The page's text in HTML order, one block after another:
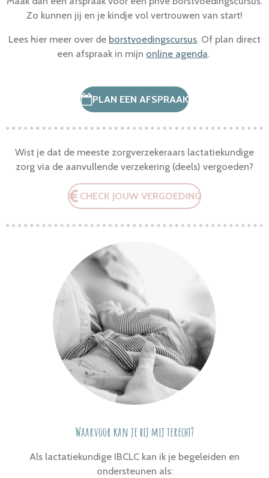
Zo kunnen jij en je kindje vol vertrouwen van start!
Lees hier meer over de borstvoedingscursus. Of plan direct
een afspraak in mijn online agenda.
PLAN EEN AFSPRAAK
Wist je dat de meeste zorgverzekeraars lactatiekundige
zorg via de aanvullende verzekering (deels) vergoeden?
CHECK JOUW VERGOEDING
Waarvoor kan je bij mij terecht?
Als lactatiekundige IBCLC kan ik je begeleiden en
ondersteunen als: